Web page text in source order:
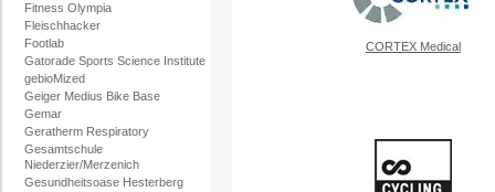
Fitness Olympia
Fleischhacker
Footlab
Gatorade Sports Science Institute
gebioMized
Geiger Medius Bike Base
Gemar
Geratherm Respiratory
Gesamtschule
Niederzier/Merzenich
Gesundheitsoase Hesterberg
CORTEX Medical